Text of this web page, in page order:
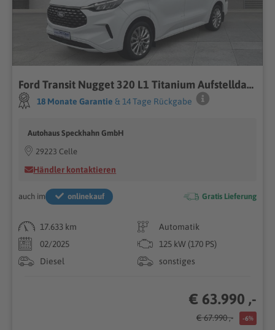
Ford Transit Nugget 320 L1 Titanium Aufstelldach FWD, Automatik, AHK, 19 Zoll
18 Monate Garantie & 14 Tage Rückgabe
Autohaus Speckhahn GmbH
29223 Celle
Händler kontaktieren
auch im onlinekauf Gratis Lieferung
17.633 km
Automatik
02/2025
125 kW (170 PS)
Diesel
sonstiges
€ 63.990 ,-
€ 67.990 ,- -6%